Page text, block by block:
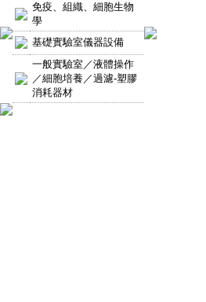
免疫、組織、細胞生物
學
基礎實驗室儀器設備
一般實驗室／液體操作
／細胞培養／過濾-塑膠
消耗器材